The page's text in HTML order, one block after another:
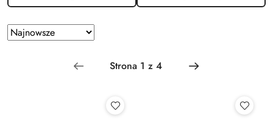
Zastosowano
sortowanie:
Sortuj
według